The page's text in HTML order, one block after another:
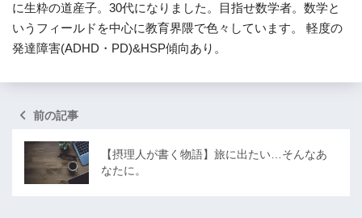
に生粋の道産子。30代になりました。目指せ数学者。数学と
いうフィールドを中心に教育界隈で色々しています。 軽度の
発達障害(ADHD・PD)&HSP傾向あり。
前の記事
【摂理人が書く物語】旅に出たい…そんなあ
なたに。